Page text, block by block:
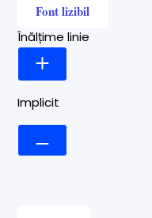
Font lizibil
Înălțime linie
Implicit